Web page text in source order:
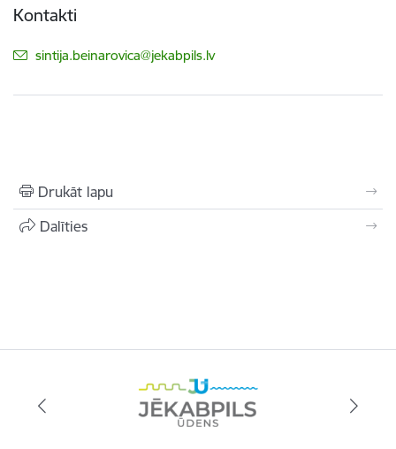
Kontakti
E-pasts:
sintija.beinarovica@jekabpils.lv
Drukāt lapu
Dalīties